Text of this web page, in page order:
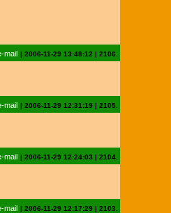
mail | 2006-11-29 13:48:12 | 2106.
mail | 2006-11-29 12:31:19 | 2105.
mail | 2006-11-29 12:24:03 | 2104.
mail | 2006-11-29 12:17:29 | 2103.